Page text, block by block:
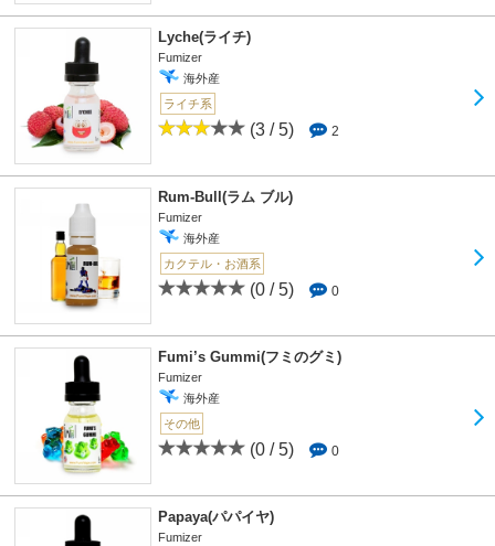
Lyche(ライチ)
Fumizer
海外産
ライチ系
(3 / 5) 2
Rum-Bull(ラム ブル)
Fumizer
海外産
カクテル・お酒系
(0 / 5) 0
Fumi’s Gummi(フミのグミ)
Fumizer
海外産
その他
(0 / 5) 0
Papaya(パパイヤ)
Fumizer